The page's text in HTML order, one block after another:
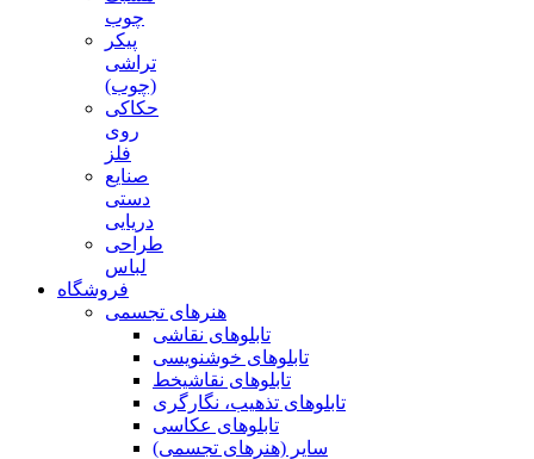
چوب
پیکر
تراشی
(چوب)
حکاکی
روی
فلز
صنایع
دستی
دریایی
طراحی
لباس
فروشگاه
هنرهای تجسمی
تابلوهای نقاشی
تابلوهای خوشنویسی
تابلوهای نقاشیخط
تابلوهای تذهیب، نگارگری
تابلوهای عکاسی
سایر (هنرهای تجسمی)